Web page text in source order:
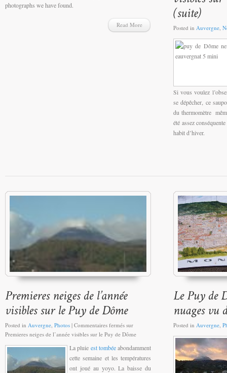
photographs we have found.
Read More Posted in Auvergne,
Si vous voulez
se dépêcher, ce
du thermomètre
été assez
habit d’hiver.
Posted in Auvergne Photos | Commentaires fermés sur
Premieres neiges de l’année visibles sur le Puy de Dôme
La pluie est tombéeabondamment
cette semaine et les températures
ont joué au yoyo. La baisse du
Posted in Auvergne